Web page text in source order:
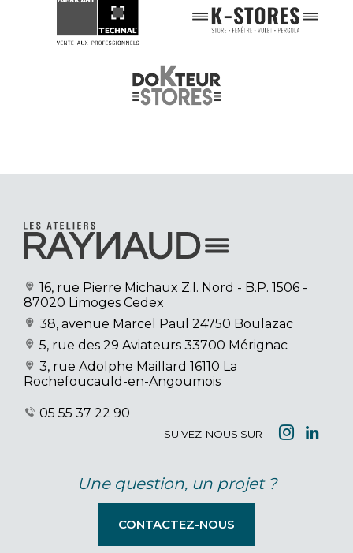
16, rue Pierre Michaux Z.I. Nord - B.P. 1506 -
87020 Limoges Cedex
38, avenue Marcel Paul 24750 Boulazac
5, rue des 29 Aviateurs 33700 Mérignac
3, rue Adolphe Maillard 16110 La
Rochefoucauld-en-Angoumois
05 55 37 22 90
SUIVEZ-NOUS SUR
Une question, un projet ?
CONTACTEZ-NOUS